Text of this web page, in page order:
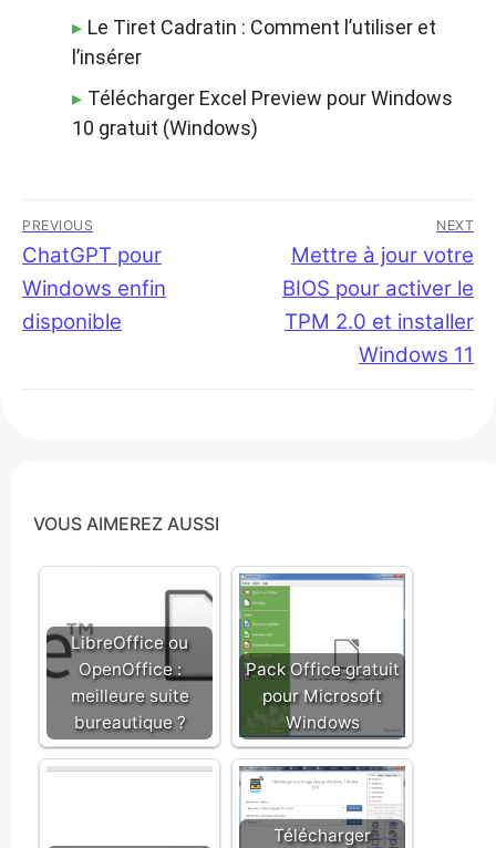
Le Tiret Cadratin : Comment l’utiliser et
l’insérer
Télécharger Excel Preview pour Windows
10 gratuit (Windows)
Navigation
de
l’article
PREVIOUS
Previous
post:
ChatGPT pour
Windows enfin
disponible
NEXT
Next
post:
Mettre à jour votre
BIOS pour activer le
TPM 2.0 et installer
Windows 11
VOUS AIMEREZ AUSSI
LibreOffice ou
OpenOffice :
meilleure suite
bureautique ?
Pack Office gratuit
pour Microsoft
Windows
Télécharger